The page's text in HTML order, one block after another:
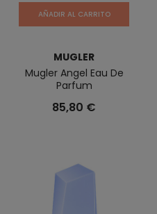
AÑADIR AL CARRITO
MUGLER
Mugler Angel Eau De
Parfum
85,80 €